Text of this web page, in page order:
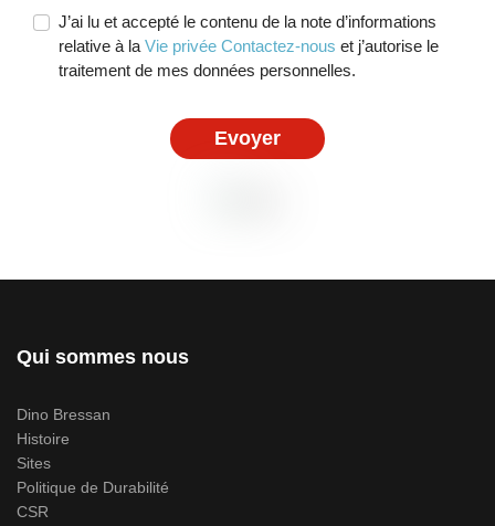
J’ai lu et accepté le contenu de la note d’informations
relative à la Vie privée Contactez-nous et j’autorise le
traitement de mes données personnelles.
Evoyer
Qui sommes nous
Dino Bressan
Histoire
Sites
Politique de Durabilité
CSR